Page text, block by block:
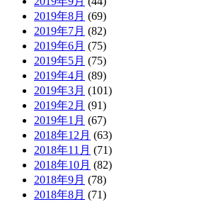
2019年8月 (69)
2019年7月 (82)
2019年6月 (75)
2019年5月 (75)
2019年4月 (89)
2019年3月 (101)
2019年2月 (91)
2019年1月 (67)
2018年12月 (63)
2018年11月 (71)
2018年10月 (82)
2018年9月 (78)
2018年8月 (71)